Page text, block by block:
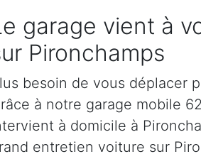
garage vient à
Pironchamps
besoin de vous déplacer
à notre garage mobile
à domicile à
entretien voiture sur